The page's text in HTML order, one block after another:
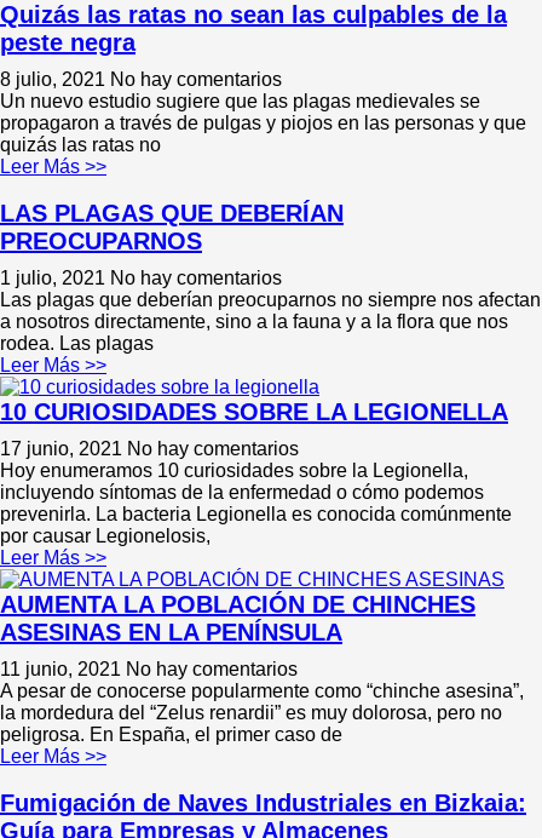
Quizás las ratas no sean las culpables de la
peste negra
8 julio, 2021 No hay comentarios
Un nuevo estudio sugiere que las plagas medievales se
propagaron a través de pulgas y piojos en las personas y que
quizás las ratas no
Leer Más >>
LAS PLAGAS QUE DEBERÍAN
PREOCUPARNOS
1 julio, 2021 No hay comentarios
Las plagas que deberían preocuparnos no siempre nos afectan
a nosotros directamente, sino a la fauna y a la flora que nos
rodea. Las plagas
Leer Más >>
10 CURIOSIDADES SOBRE LA LEGIONELLA
17 junio, 2021 No hay comentarios
Hoy enumeramos 10 curiosidades sobre la Legionella,
incluyendo síntomas de la enfermedad o cómo podemos
prevenirla. La bacteria Legionella es conocida comúnmente
por causar Legionelosis,
Leer Más >>
AUMENTA LA POBLACIÓN DE CHINCHES
ASESINAS EN LA PENÍNSULA
11 junio, 2021 No hay comentarios
A pesar de conocerse popularmente como “chinche asesina”,
la mordedura del “Zelus renardii” es muy dolorosa, pero no
peligrosa. En España, el primer caso de
Leer Más >>
Fumigación de Naves Industriales en Bizkaia:
Guía para Empresas y Almacenes